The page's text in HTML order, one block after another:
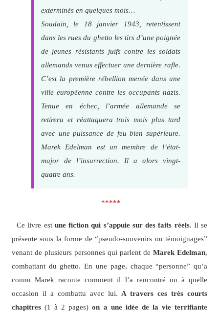
exterminés en quelques mois…
Soudain, le 18 janvier 1943, retentissent
dans les rues du ghetto les tirs d’une poignée
de jeunes résistants juifs contre les soldats
allemands venus effectuer une dernière rafle.
C’est la première rébellion menée dans une
ville européenne contre les occupants nazis.
Tenue en échec, l’armée allemande se
retirera et réattaquera trois mois plus tard
avec une puissance de feu bien supérieure.
Marek Edelman est un membre de l’état-
major de l’insurrection. Il a alors vingt-
quatre ans.
*****
Ce livre estune fiction qui s’appuie sur des faits réels. Il se
présente sous la forme de “pseudo-souvenirs ou témoignages”
venant de plusieurs personnes qui parlent deMarek Edelman,
combattant du ghetto. En une page, chaque “personne” qu’a
connu Marek raconte comment il l’a rencontré ou à quelle
occasion il a combattu avec lui. A travers ces très courts
chapitres(1 à 2 pages)on a une idée de la vie terrifiante